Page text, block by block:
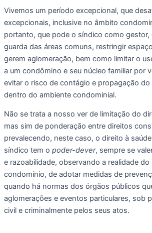
Vivemos um período excepcional, que
excepcionais, inclusive no âmbito
portanto, que pode o síndico como gestor,
guarda das áreas comuns, restringir
gerem aglomeração, bem como limitar o
a um condômino e seu núcleo familiar por
evitar o risco de contágio e propagação do
dentro do ambiente condominial.
Não se trata a nosso ver de limitação do
mas sim de ponderação entre direitos
prevalecendo, neste caso, o direito à
síndico tem o poder-dever, sempre se
e razoabilidade, observando a realidade do
condomínio, de adotar medidas de
quando há normas dos órgãos públicos
aglomerações e eventos particulares, sob
civil e criminalmente pelos seus atos.